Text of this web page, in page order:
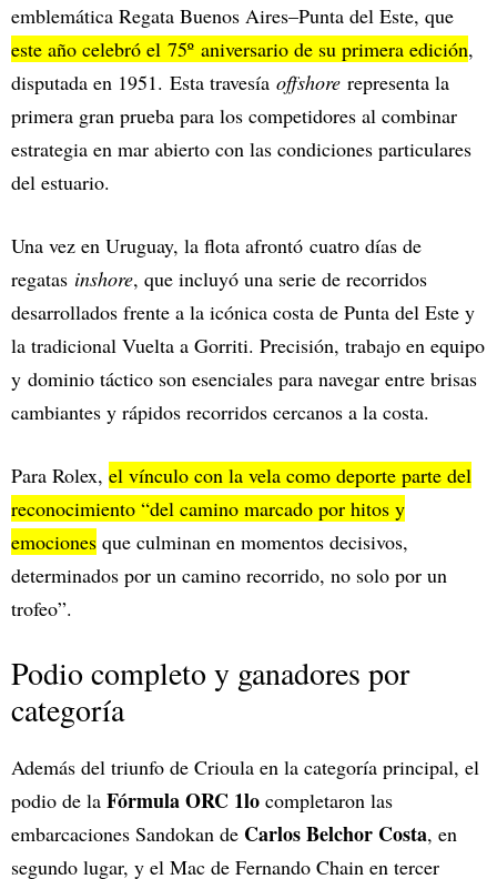
emblemática Regata Buenos Aires–Punta del Este, que
este año celebró el 75º aniversario de su primera edición,
disputada en 1951. Esta travesía offshore representa la
primera gran prueba para los competidores al combinar
estrategia en mar abierto con las condiciones particulares
del estuario.
Una vez en Uruguay, la flota afrontó cuatro días de
regatas inshore, que incluyó una serie de recorridos
desarrollados frente a la icónica costa de Punta del Este y
la tradicional Vuelta a Gorriti. Precisión, trabajo en equipo
y dominio táctico son esenciales para navegar entre brisas
cambiantes y rápidos recorridos cercanos a la costa.
Para Rolex, el vínculo con la vela como deporte parte del
reconocimiento “del camino marcado por hitos y
emociones que culminan en momentos decisivos,
determinados por un camino recorrido, no solo por un
trofeo”.
Podio completo y ganadores por
categoría
Además del triunfo de Crioula en la categoría principal, el
podio de la Fórmula ORC 1lo completaron las
embarcaciones Sandokan de Carlos Belchor Costa, en
segundo lugar, y el Mac de Fernando Chain en tercer